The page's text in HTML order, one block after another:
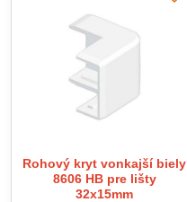
Rohový kryt vonkajší biely
8606 HB pre lišty
32x15mm